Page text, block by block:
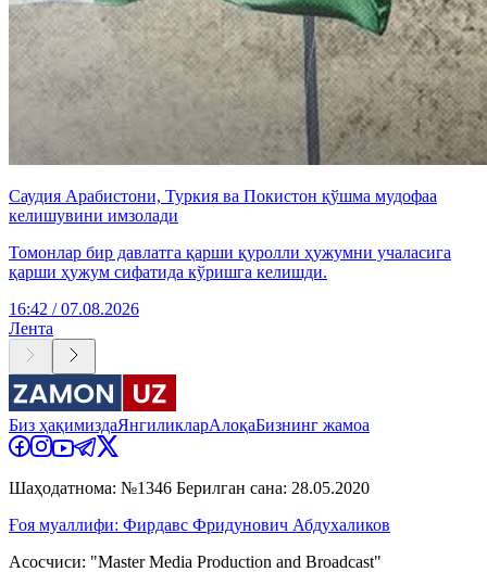
Саудия Арабистони, Туркия ва Покистон қўшма мудофаа
келишувини имзолади
Томонлар бир давлатга қарши қуролли ҳужумни учаласига
қарши ҳужум сифатида кўришга келишди.
16:42 / 07.08.2026
Лента
Биз ҳақимиздаЯнгиликларАлоқаБизнинг жамоа
Шаҳодатнома: №1346 Берилган сана: 28.05.2020
Ғоя муаллифи: Фирдавс Фридунович Абдухаликов
Асосчиси: "Master Media Production and Broadcast"